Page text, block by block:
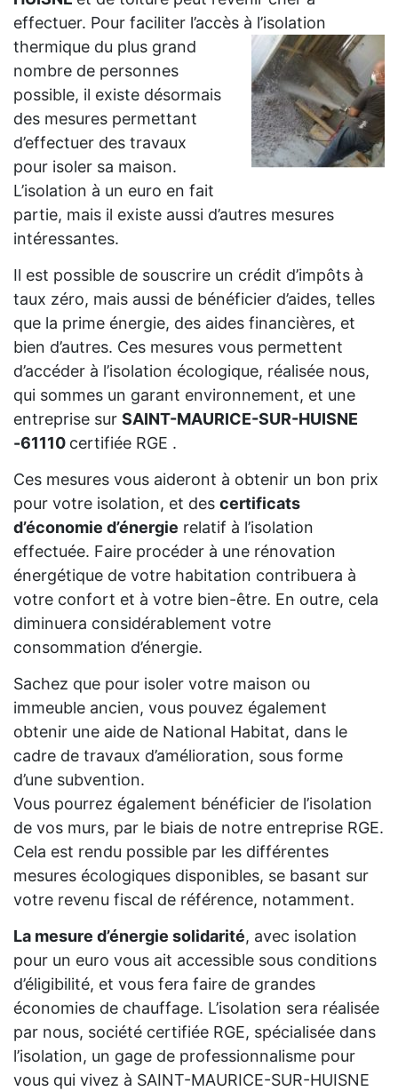
effectuer. Pour faciliter l’accès à l’isolation
thermique du plus grand
nombre de personnes
possible, il existe désormais
des mesures permettant
d’effectuer des travaux
pour isoler sa maison.
L’isolation à un euro en fait
partie, mais il existe aussi d’autres mesures
intéressantes.
Il est possible de souscrire un crédit d’impôts à
taux zéro, mais aussi de bénéficier d’aides, telles
que la prime énergie, des aides financières, et
bien d’autres. Ces mesures vous permettent
d’accéder à l’isolation écologique, réalisée nous,
qui sommes un garant environnement, et une
entreprise sur SAINT-MAURICE-SUR-HUISNE
-61110 certifiée RGE .
Ces mesures vous aideront à obtenir un bon prix
pour votre isolation, et des certificats
d’économie d’énergie relatif à l’isolation
effectuée. Faire procéder à une rénovation
énergétique de votre habitation contribuera à
votre confort et à votre bien-être. En outre, cela
diminuera considérablement votre
consommation d’énergie.
Sachez que pour isoler votre maison ou
immeuble ancien, vous pouvez également
obtenir une aide de National Habitat, dans le
cadre de travaux d’amélioration, sous forme
d’une subvention.
Vous pourrez également bénéficier de l’isolation
de vos murs, par le biais de notre entreprise RGE.
Cela est rendu possible par les différentes
mesures écologiques disponibles, se basant sur
votre revenu fiscal de référence, notamment.
La mesure d’énergie solidarité, avec isolation
pour un euro vous ait accessible sous conditions
d’éligibilité, et vous fera faire de grandes
économies de chauffage. L’isolation sera réalisée
par nous, société certifiée RGE, spécialisée dans
l’isolation, un gage de professionnalisme pour
vous qui vivez à SAINT-MAURICE-SUR-HUISNE